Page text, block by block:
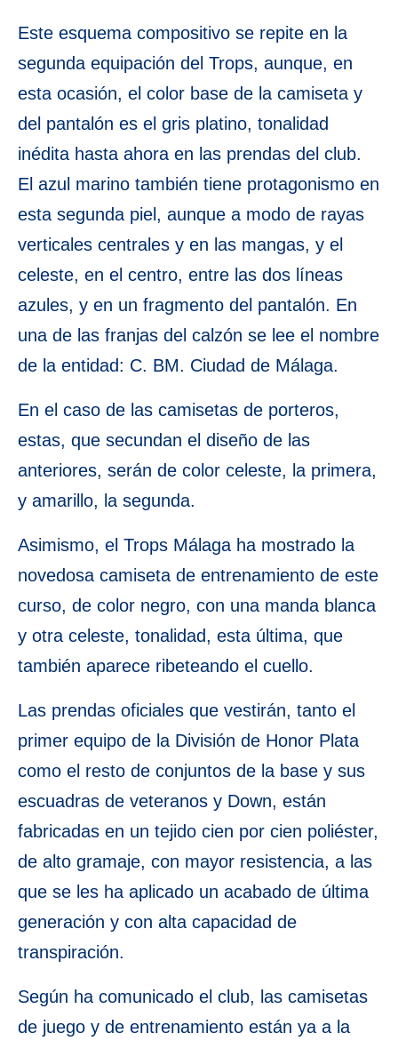
Este esquema compositivo se repite en la
segunda equipación del Trops, aunque, en
esta ocasión, el color base de la camiseta y
del pantalón es el gris platino, tonalidad
inédita hasta ahora en las prendas del club.
El azul marino también tiene protagonismo en
esta segunda piel, aunque a modo de rayas
verticales centrales y en las mangas, y el
celeste, en el centro, entre las dos líneas
azules, y en un fragmento del pantalón. En
una de las franjas del calzón se lee el nombre
de la entidad: C. BM. Ciudad de Málaga.
En el caso de las camisetas de porteros,
estas, que secundan el diseño de las
anteriores, serán de color celeste, la primera,
y amarillo, la segunda.
Asimismo, el Trops Málaga ha mostrado la
novedosa camiseta de entrenamiento de este
curso, de color negro, con una manda blanca
y otra celeste, tonalidad, esta última, que
también aparece ribeteando el cuello.
Las prendas oficiales que vestirán, tanto el
primer equipo de la División de Honor Plata
como el resto de conjuntos de la base y sus
escuadras de veteranos y Down, están
fabricadas en un tejido cien por cien poliéster,
de alto gramaje, con mayor resistencia, a las
que se les ha aplicado un acabado de última
generación y con alta capacidad de
transpiración.
Según ha comunicado el club, las camisetas
de juego y de entrenamiento están ya a la